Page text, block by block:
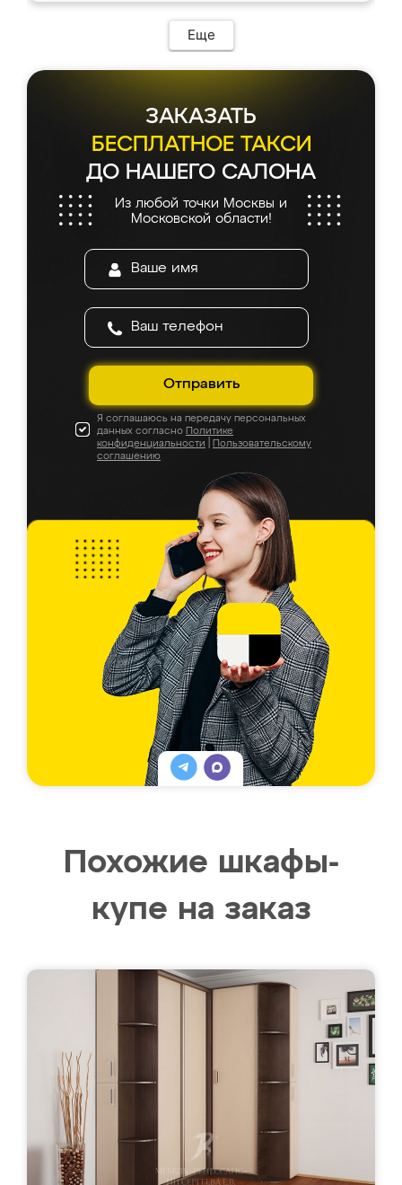
мебель сразу встала на свое место без
каких-либо доработок. Качеством осталась
довольна, все выглядит так, как и ожидала.
Еще
ЗАКАЗАТЬ
БЕСПЛАТНОЕ ТАКСИ
ДО НАШЕГО САЛОНА
Из любой точки Москвы и
Московской области!
Отправить
Я соглашаюсь на передачу персональных
данных согласно Политике
конфиденциальности
Пользовательскому
соглашению
Похожие шкафы-
купе на заказ